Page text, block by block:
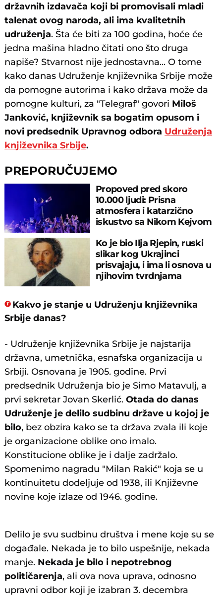
državnih izdavača koji bi promovisali mladi
talenat ovog naroda, ali ima kvalitetnih
udruženja. Šta će biti za 100 godina, hoće će
jedna mašina hladno čitati ono što druga
napiše? Stvarnost nije jednostavna... O tome
kako danas Udruženje književnika Srbije može
da pomogne autorima i kako država može da
pomogne kulturi, za "Telegraf" govori Miloš
Janković, književnik sa bogatim opusom i
novi predsednik Upravnog odbora Udruženja
književnika Srbije.
PREPORUČUJEMO
Propoved pred skoro
10.000 ljudi: Prisna
atmosfera i katarzično
iskustvo sa Nikom Kejvom
Ko je bio Ilja Rjepin, ruski
slikar kog Ukrajinci
prisvajaju, i ima li osnova u
njihovim tvrdnjama
Kakvo je stanje u Udruženju književnika
Srbije danas?
- Udruženje književnika Srbije je najstarija
državna, umetnička, esnafska organizacija u
Srbiji. Osnovana je 1905. godine. Prvi
predsednik Udruženja bio je Simo Matavulj, a
prvi sekretar Jovan Skerlić.Otada do danas
Udruženje je delilo sudbinu države u kojoj je
bilo, bez obzira kako se ta država zvala ili koje
je organizacione oblike ono imalo.
Konstitucione oblike je i dalje zadržalo.
Spomenimo nagradu "Milan Rakić" koja se u
kontinuitetu dodeljuje od 1938, ili Književne
novine koje izlaze od 1946. godine.
Delilo je svu sudbinu društva i mene koje su se
događale. Nekada je to bilo uspešnije, nekada
manje. Nekada je bilo i nepotrebnog
političarenja, ali ova nova uprava, odnosno
upravni odbor koji je izabran 3. decembra